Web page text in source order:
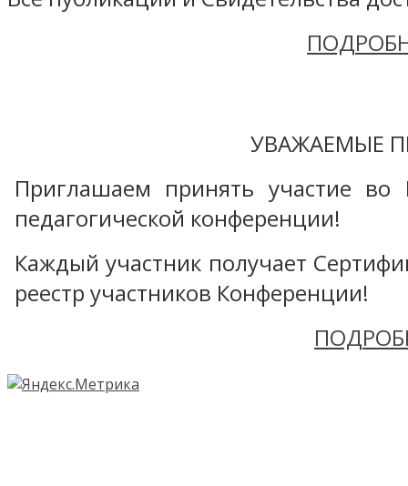
УВАЖАЕМЫЕ
Приглашаем принять участие во
педагогической конференции!
Каждый участник получает
реестр участников Конференции!